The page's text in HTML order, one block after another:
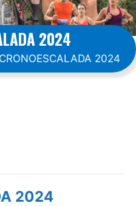
2024
CRONOESCALADA 2024
2024